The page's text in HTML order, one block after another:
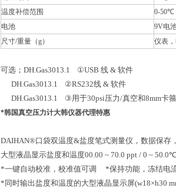
温度补偿范围
0-50℃
电池
9V电
尺寸/重量（g）
仪表
可选；DH.Gas3013.1 ①USB 线 & 软件
DH.Gas3013.1 ②RS232线 & 软件
DH.Gas3013.1 ③用于30psi压力/真空和8mm卡
*韩国真空压力计大韩仪器代理特惠
DAIHAN®口袋双温度&盐度笔式测量仪，数据保存，
大型液晶显示盐度和温度00.00 ~ 70.0 ppt / 0 ~ 50.0℃
*一键自动校准，校准值可调 *保持功能，冻结电
*同时输出盐度和温度的大型液晶显示屏(w18×h30